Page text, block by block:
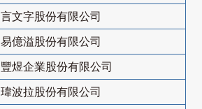
言文字股份有限公司
易億溢股份有限公司
豐煜企業股份有限公司
瑋波拉股份有限公司